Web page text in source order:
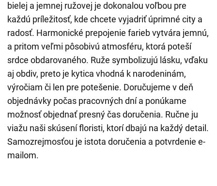
bielej a jemnej ružovej je dokonalou voľbou pre
každú príležitosť, kde chcete vyjadriť úprimné city a
radosť. Harmonické prepojenie farieb vytvára jemnú,
a pritom veľmi pôsobivú atmosféru, ktorá poteší
srdce obdarovaného. Ruže symbolizujú lásku, vďaku
aj obdiv, preto je kytica vhodná k narodeninám,
výročiam či len pre potešenie. Doručujeme v deň
objednávky počas pracovných dní a ponúkame
možnosť objednať presný čas doručenia. Ručne ju
viažu naši skúsení floristi, ktorí dbajú na každý detail.
Samozrejmosťou je istota doručenia a potvrdenie e-
mailom.